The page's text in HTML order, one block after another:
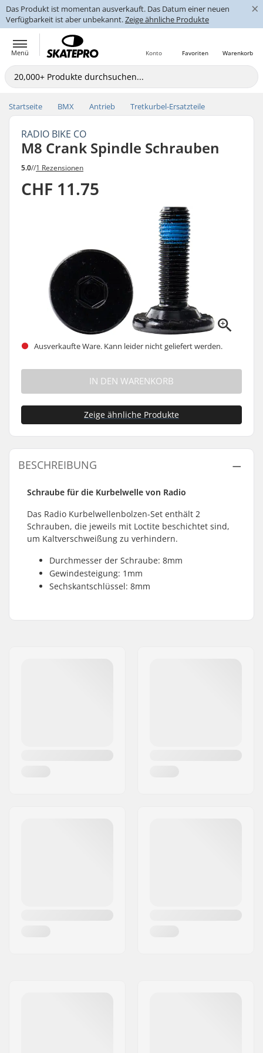
Das Produkt ist momentan ausverkauft. Das Datum einer neuen
Verfügbarkeit ist aber unbekannt.Zeige ähnliche Produkte
×
Menü Warenkorb
Favoriten
Konto
Startseite BMX Antrieb Tretkurbel-Ersatzteile
RADIO BIKE CO
M8 Crank Spindle Schrauben
5.0//1 Rezensionen
CHF 11.75
Ausverkaufte Ware. Kann leider nicht geliefert werden.
IN DEN WARENKORB
Zeige ähnliche Produkte
BESCHREIBUNG
Schraube für die Kurbelwelle von Radio
Das Radio Kurbelwellenbolzen-Set enthält 2
Schrauben, die jeweils mit Loctite beschichtet sind,
um Kaltverschweißung zu verhindern.
Durchmesser der Schraube: 8mm
Gewindesteigung: 1mm
Sechskantschlüssel: 8mm